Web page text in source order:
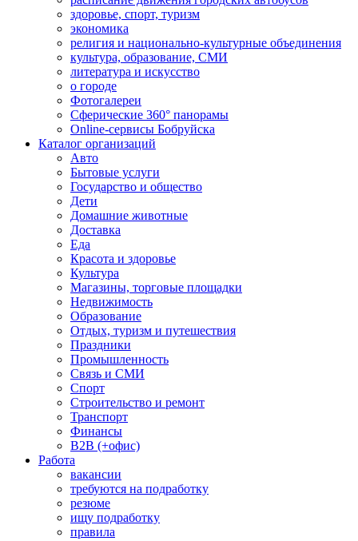
здоровье, спорт, туризм
экономика
религия и национально-культурные объединения
культура, образование, СМИ
литература и искусство
о городе
Фотогалереи
Сферические 360° панорамы
Online-сервисы Бобруйска
Каталог организаций
Авто
Бытовые услуги
Государство и общество
Дети
Домашние животные
Доставка
Еда
Красота и здоровье
Культура
Магазины, торговые площадки
Недвижимость
Образование
Отдых, туризм и путешествия
Праздники
Промышленность
Связь и СМИ
Спорт
Строительство и ремонт
Транспорт
Финансы
B2B (+офис)
Работа
вакансии
требуются на подработку
резюме
ищу подработку
правила